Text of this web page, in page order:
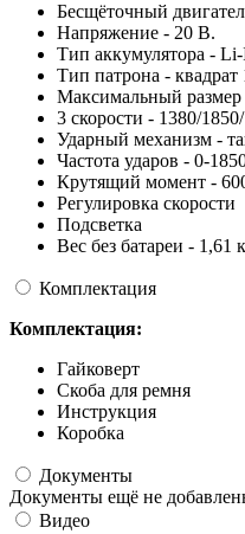
Бесщёточный
Напряжение - 20 В.
Тип аккумулятора -
Тип патрона - квадрат
Максимальный
3 скорости - 1380/
Ударный механизм -
Частота ударов - 0-
Крутящий момент -
Регулировка скорости
Подсветка
Вес без батареи - 1,61
Комплектация
Комплектация:
Гайковерт
Cкоба для ремня
Инструкция
Коробка
Документы
Документы ещё не
Видео